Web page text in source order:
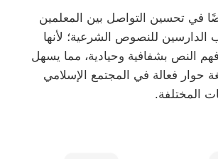
في تحسين التواصل بين المعلمين
الدارسين للنصوص الشرعية؛ لأنها
النص بشفافية وحيادية، مما يسهل
حوار فعالة في المجتمع الإسلامي
المختلفة.